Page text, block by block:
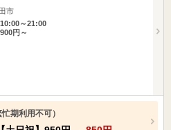
市
～21:00
円～
期利用不可）